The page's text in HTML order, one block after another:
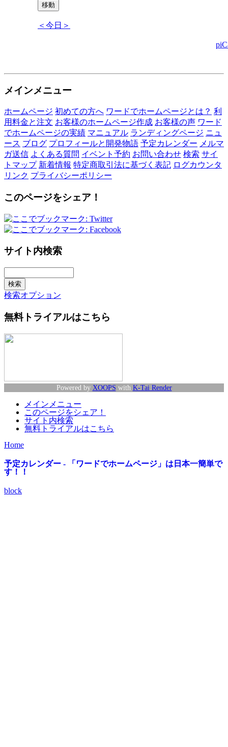
＜今日＞
メインメニュー
ホームページ 初めての方へ ワードでホームページとは？ 利
用料金と注文 お客様のホームページ作成 お客様の声 ワード
でホームページの実績 マニュアル ランディングページ ニュ
ース ブログ プロフィールと開発物語 予定カレンダー メルマ
ガ送信 よくある質問 イベント予約 お問い合わせ 検索 サイ
トマップ 新着情報 特定商取引法に基づく表記 ログカウンタ
リンク プライバシーポリシー
このページをシェア！
サイト内検索
検索オプション
無料トライアルはこちら
Powered by XOOPS with K-Tai Render
メインメニュー
このページをシェア！
サイト内検索
無料トライアルはこちら
Home
予定カレンダー - 「ワードでホームページ」は日本一簡単で
す！！
block